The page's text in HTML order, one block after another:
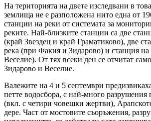
На територията на двете изследвани в
землища не е разположена нито една от
станции на реки от системата за
реките. Най-близките станции са две
(край Звездец и край Граматиково), две
река (при Факия и Зидарово) и станция
Веселие). От тях всеки ден се отчитат
Зидарово и Веселие.
Валежите на 4 и 5 септември
петте водосбора, с най-много разрушения
(вкл. с четири човешки жертви),
дере. Част от мостовите съоръжения,